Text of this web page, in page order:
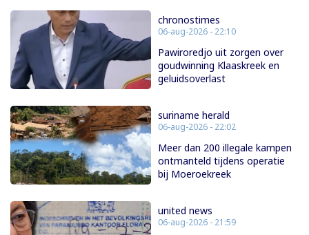
chronostimes
06-aug-2026 - 22:10
Pawiroredjo uit zorgen over
goudwinning Klaaskreek en
geluidsoverlast
suriname herald
06-aug-2026 - 22:02
Meer dan 200 illegale kampen
ontmanteld tijdens operatie
bij Moeroekreek
united news
06-aug-2026 - 21:59